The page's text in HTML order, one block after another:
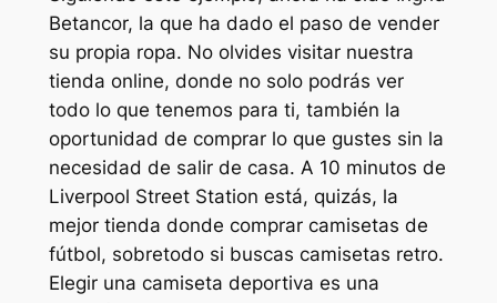
Betancor, la que ha dado el paso de vender
su propia ropa. No olvides visitar nuestra
tienda online, donde no solo podrás ver
todo lo que tenemos para ti, también la
oportunidad de comprar lo que gustes sin la
necesidad de salir de casa. A 10 minutos de
Liverpool Street Station está, quizás, la
mejor tienda donde comprar camisetas de
fútbol, sobretodo si buscas camisetas retro.
Elegir una camiseta deportiva es una